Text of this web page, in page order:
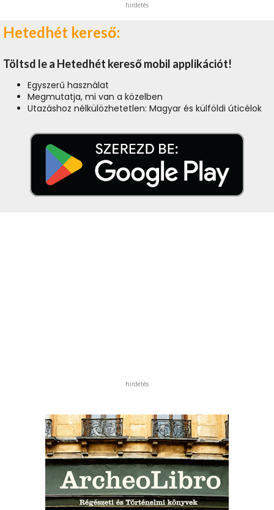
hirdetés
Hetedhét kereső:
Töltsd le a Hetedhét kereső mobil applikációt!
Egyszerű használat
Megmutatja, mi van a közelben
Utazáshoz nélkülözhetetlen: Magyar és külföldi úticélok
hirdetés